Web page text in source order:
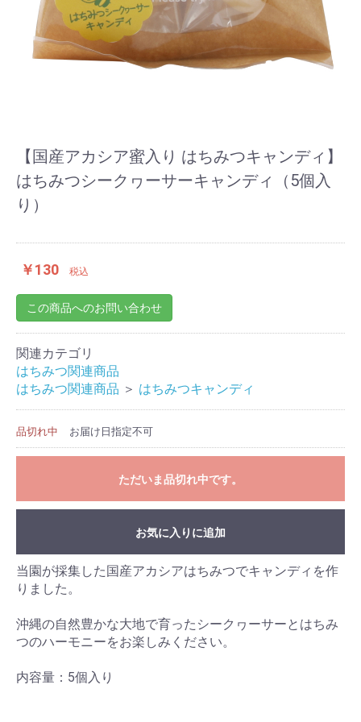
【国産アカシア蜜入り はちみつキャンディ】
はちみつシークヮーサーキャンディ（5個入
り）
￥130 税込
この商品へのお問い合わせ
関連カテゴリ
はちみつ関連商品
はちみつ関連商品 ＞ はちみつキャンディ
品切れ中 お届け日指定不可
ただいま品切れ中です。
お買い物を続ける
お気に入りに追加
当園が採集した国産アカシアはちみつでキャンディを作
りました。
沖縄の自然豊かな大地で育ったシークヮーサーとはちみ
つのハーモニーをお楽しみください。
内容量：5個入り